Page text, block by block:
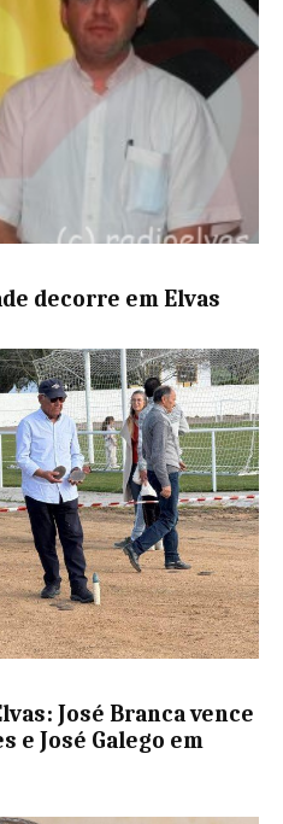
decorre em Elvas
José Branca vence
e José Galego em